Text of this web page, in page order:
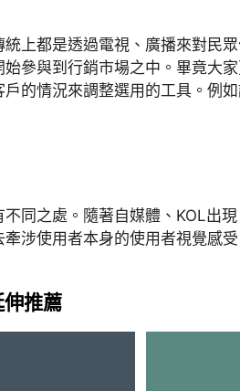
上都是透過電視、廣播來對民
參與到行銷市場之中。畢竟大
的情況來調整選用的工具。例
同之處。隨著自媒體、KOL出
涉使用者本身的使用者視覺感受
伸推薦